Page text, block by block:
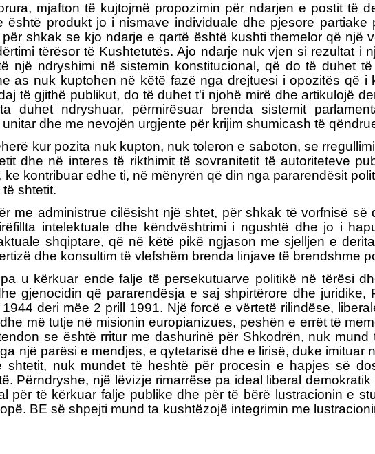
mjafton të kujtojmë propozimin për ndarjen e postit të
produkt jo i nismave individuale dhe pjesore
shkak se kjo ndarje e qartë është kushti themelor që një
tërësor të Kushtetutës. Ajo ndarje nuk vjen si rezultat i
një ndryshimi në sistemin konstitucional, që do të duhet
as nuk kuptohen në këtë fazë nga drejtuesi i opozitës që
të gjithë publikut, do të duhet t'i njohë mirë dhe artikulojë
duhet ndryshuar, përmirësuar brenda sistemit
dhe me nevojën urgjente për krijim shumicash të
kur pozita nuk kupton, nuk toleron e saboton, se
dhe në interes të rikthimit të sovranitetit të autoriteteve
kontribuar edhe ti, në mënyrën që din nga pararendësit
shtetit.
me administrue cilësisht një shtet, për shkak të vorfnisë
intelektuale dhe këndvështrimi i ngushtë dhe jo i
shqiptare, që në këtë pikë ngjason me sjelljen e
dhe konsultim të vlefshëm brenda linjave të brendshme
u kërkuar ende falje të persekutuarve politikë në tërësi
gjenocidin që pararendësja e saj shpirtërore dhe
deri mëe 2 prill 1991. Një forcë e vërtetë rilindëse,
më tutje në misionin europianizues, peshën e errët të
se është rritur me dashurinë për Shkodrën, nuk
një parësi e mendjes, e qytetarisë dhe e lirisë, duke imituar
nuk mundet të heshtë për procesin e hapjes së
Përndryshe, një lëvizje rimarrëse pa ideal liberal
për të kërkuar falje publike dhe për të bërë lustracionin e
BE së shpejti mund ta kushtëzojë integrimin me